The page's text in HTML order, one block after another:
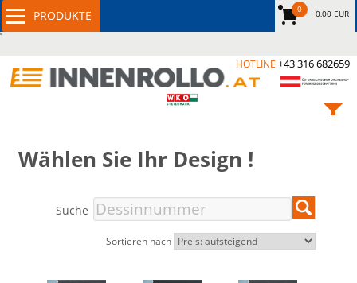
Wählen Sie Ihr Design !
Suche
Sortieren nach
0 0,00 EUR
HOTLINE +43 316 682659